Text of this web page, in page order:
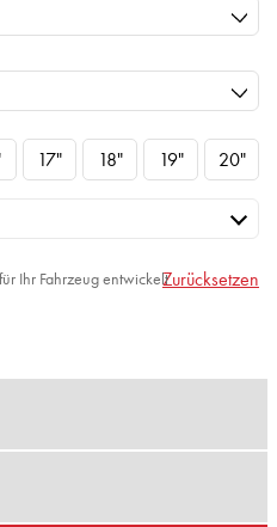
17" 18" 19" 20"
Ihr Fahrzeug entwickeltZurücksetzen